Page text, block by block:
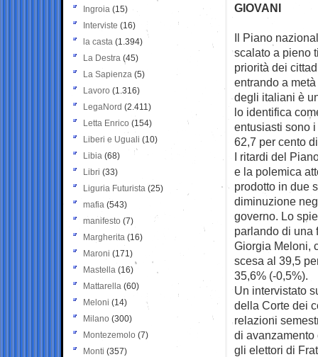
GIOVANI
Il Piano
scalato a pieno
priorità dei
entrando a metà
degli italiani è
lo identifica
entusiasti sono
62,7 per cento
I ritardi del
e la polemica
prodotto in due
diminuzione
governo. Lo
parlando di una
Giorgia Meloni,
scesa al 39,5
35,6% (-0,5%).
Un intervistato
della Corte dei
relazioni
di avanzamento
gli elettori di
Ingroia (15)
Interviste (16)
la casta (1.394)
La Destra (45)
La Sapienza (5)
Lavoro (1.316)
LegaNord (2.411)
Letta Enrico (154)
Liberi e Uguali (10)
Libia (68)
Libri (33)
Liguria Futurista (25)
mafia (543)
manifesto (7)
Margherita (16)
Maroni (171)
Mastella (16)
Mattarella (60)
Meloni (14)
Milano (300)
Montezemolo (7)
Monti (357)